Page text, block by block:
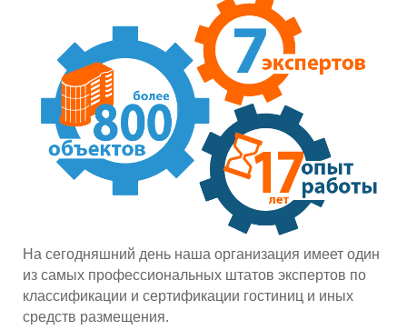
На сегодняшний день наша организация имеет один
из самых профессиональных штатов экспертов по
классификации и сертификации гостиниц и иных
средств размещения.